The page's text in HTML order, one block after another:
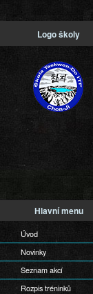
Logo školy
Hlavní menu
Úvod
Novinky
Seznam akcí
Rozpis tréninků